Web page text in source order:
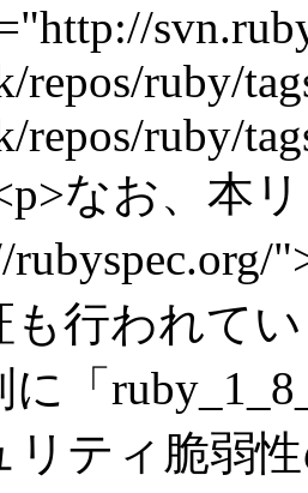
repos/ruby/
repos/ruby/
なお、本
行われて
に「
リティ脆弱